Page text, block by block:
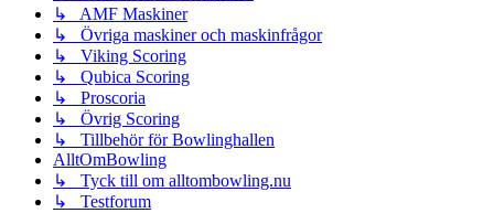
↳ AMF Maskiner
↳ Övriga maskiner och maskinfrågor
↳ Viking Scoring
↳ Qubica Scoring
↳ Proscoria
↳ Övrig Scoring
↳ Tillbehör för Bowlinghallen
AlltOmBowling
↳ Tyck till om alltombowling.nu
↳ Testforum